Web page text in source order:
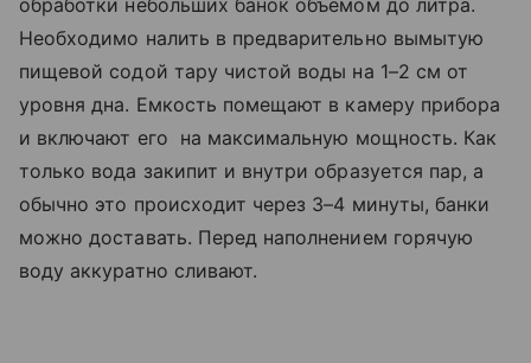
обработки небольших банок объемом до литра.
Необходимо налить в предварительно вымытую
пищевой содой тару чистой воды на 1–2 см от
уровня дна. Емкость помещают в камеру прибора
и включают его на максимальную мощность. Как
только вода закипит и внутри образуется пар, а
обычно это происходит через 3–4 минуты, банки
можно доставать. Перед наполнением горячую
воду аккуратно сливают.